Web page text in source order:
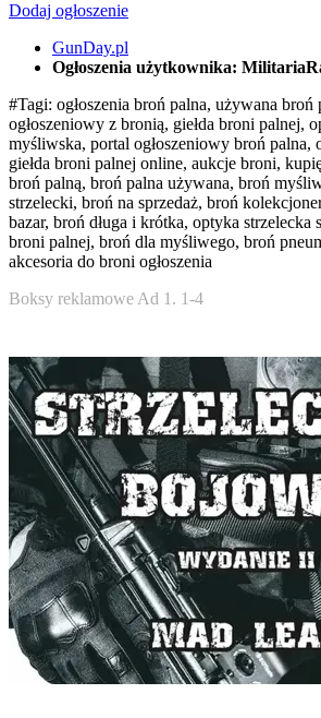
Dodaj ogłoszenie
GunDay.pl
Ogłoszenia użytkownika:
#Tagi: ogłoszenia broń palna, używana broń
ogłoszeniowy z bronią, giełda broni palnej,
myśliwska, portal ogłoszeniowy broń palna,
giełda broni palnej online, aukcje broni,
broń palną, broń palna używana, broń
strzelecki, broń na sprzedaż, broń
bazar, broń długa i krótka, optyka strzelecka
broni palnej, broń dla myśliwego, broń
akcesoria do broni ogłoszenia
Boksy reklamowe Ad 1. 1-4